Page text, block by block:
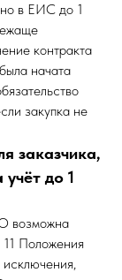
в ЕИС до 1
контракта
начата
закупка не
заказчика,
до 1
возможна
11 Положения